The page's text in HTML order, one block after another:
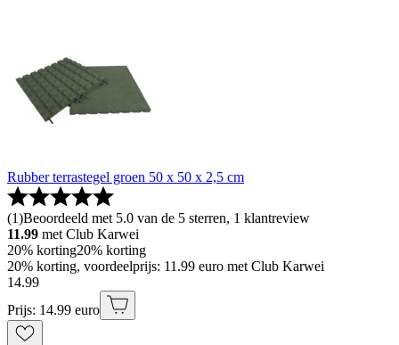
Rubber terrastegel groen 50 x 50 x 2,5 cm
(1)Beoordeeld met 5.0 van de 5 sterren, 1 klantreview
11.99 met Club Karwei
20% korting20% korting
20% korting, voordeelprijs: 11.99 euro met Club Karwei
14.99
Prijs: 14.99 euro